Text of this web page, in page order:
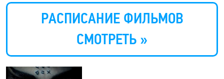
РАСПИСАНИЕ ФИЛЬМОВ
СМОТРЕТЬ »